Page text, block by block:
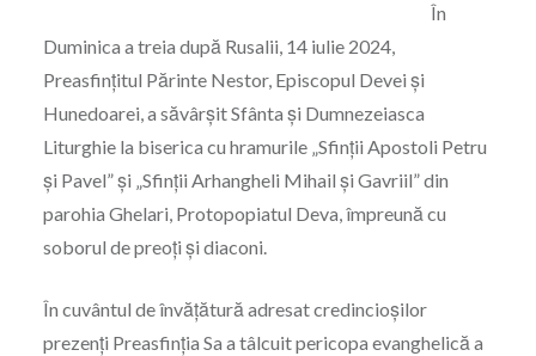
În
Duminica a treia după Rusalii, 14 iulie 2024,
Preasfințitul Părinte Nestor, Episcopul Devei și
Hunedoarei, a săvârșit Sfânta și Dumnezeiasca
Liturghie la biserica cu hramurile „Sfinții Apostoli Petru
și Pavel” și „Sfinții Arhangheli Mihail și Gavriil” din
parohia Ghelari, Protopopiatul Deva, împreună cu
soborul de preoți și diaconi.
În cuvântul de învățătură adresat credincioșilor
prezenți Preasfinția Sa a tâlcuit pericopa evanghelică a